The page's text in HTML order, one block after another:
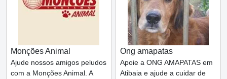
Monções Animal
Ajude nossos amigos peludos
com a Monções Animal. A
Ong amapatas
Apoie a ONG AMAPATAS em
Atibaia e ajude a cuidar de